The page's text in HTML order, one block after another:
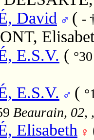
David
( -
E.S.V. (
E.S.V.
(
Beaurain, 02,
Elisabeth